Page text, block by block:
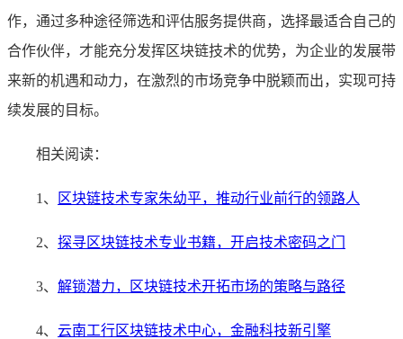
作，通过多种途径筛选和评估服务提供商，选择最适合自己的
合作伙伴，才能充分发挥区块链技术的优势，为企业的发展带
来新的机遇和动力，在激烈的市场竞争中脱颖而出，实现可持
续发展的目标。
相关阅读：
1、 区块链技术专家朱幼平，推动行业前行的领路人
2、 探寻区块链技术专业书籍，开启技术密码之门
3、 解锁潜力，区块链技术开拓市场的策略与路径
4、 云南工行区块链技术中心，金融科技新引擎